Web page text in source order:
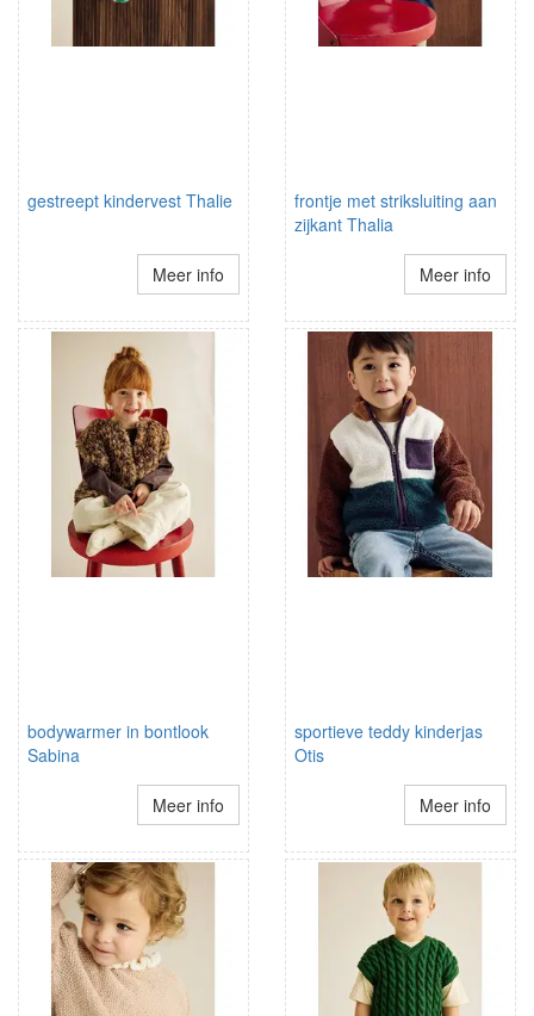
gestreept kindervest Thalie
Meer info
frontje met striksluiting aan
zijkant Thalia
Meer info
bodywarmer in bontlook
Sabina
Meer info
sportieve teddy kinderjas
Otis
Meer info